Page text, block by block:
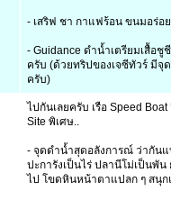
- เสริฟ ชา กาแฟร้อน ขนมอร่อ
- Guidance ดำน้ำเตรียมเสื้อ
ครับ (ด้วยทริปของเจซีทัวร์ มีจุ
ครับ)
ไปกันเลยครับ เรือ Speed
Site พิเศษ..
- จุดดำน้ำสุดอลังการณ์ ว่ากันแ
ปะการังเป็นไร่ ปลานีโม่เป็นพั
ไป โขดหินหน้าตาแปลก ๆ สนุ